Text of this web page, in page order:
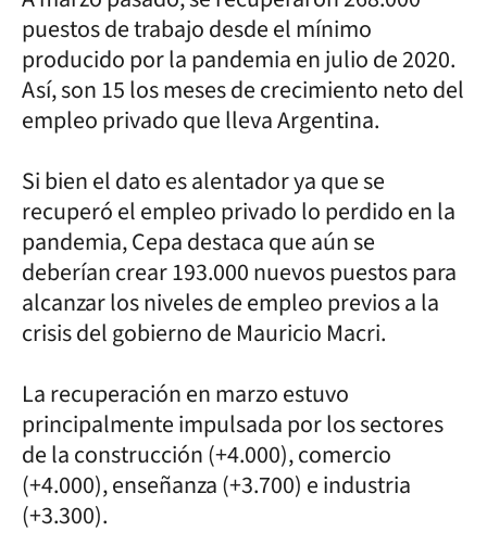
puestos de trabajo desde el mínimo
producido por la pandemia en julio de 2020.
Así, son 15 los meses de crecimiento neto del
empleo privado que lleva Argentina.
Si bien el dato es alentador ya que se
recuperó el empleo privado lo perdido en la
pandemia, Cepa destaca que aún se
deberían crear 193.000 nuevos puestos para
alcanzar los niveles de empleo previos a la
crisis del gobierno de Mauricio Macri.
La recuperación en marzo estuvo
principalmente impulsada por los sectores
de la construcción (+4.000), comercio
(+4.000), enseñanza (+3.700) e industria
(+3.300).